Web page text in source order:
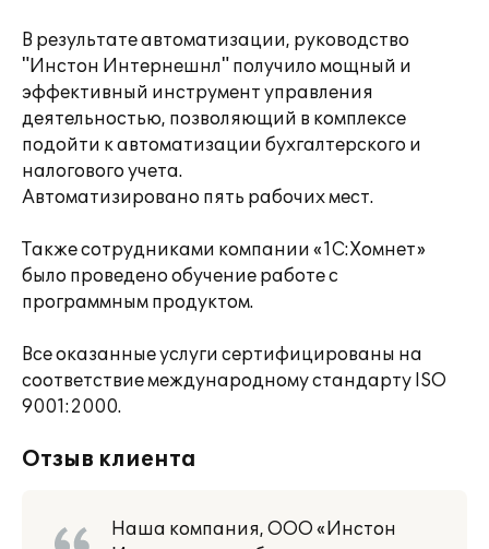
В результате автоматизации, руководство
"Инстон Интернешнл" получило мощный и
эффективный инструмент управления
деятельностью, позволяющий в комплексе
подойти к автоматизации бухгалтерского и
налогового учета.
Автоматизировано пять рабочих мест.
Также сотрудниками компании «1С:Хомнет»
было проведено обучение работе с
программным продуктом.
Все оказанные услуги сертифицированы на
соответствие международному стандарту ISO
9001:2000.
Отзыв клиента
Наша компания, ООО «Инстон